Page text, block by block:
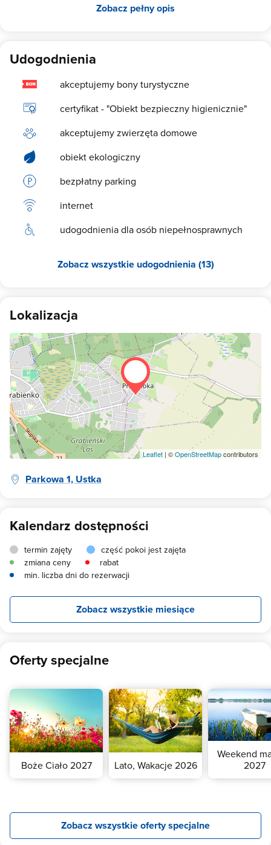
Zobacz pełny opis
Udogodnienia
akceptujemy bony turystyczne
certyfikat - "Obiekt bezpieczny higienicznie"
akceptujemy zwierzęta domowe
obiekt ekologiczny
bezpłatny parking
internet
udogodnienia dla osób niepełnosprawnych
Zobacz wszystkie udogodnienia (13)
Lokalizacja
Leaflet | ©OpenStreetMapcontributors
Parkowa 1, Ustka
Kalendarz dostępności
termin zajęty
część pokoi jest zajęta
zmiana ceny
rabat
min. liczba dni do rezerwacji
Zobacz wszystkie miesiące
Oferty specjalne
Boże Ciało 2027 Lato, Wakacje 2026
Weekend
2027
Zobacz wszystkie oferty specjalne